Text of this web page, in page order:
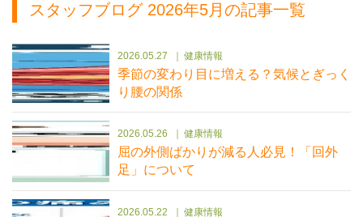
スタッフブログ 2026年5月の記事一覧
2026.05.27 健康情報
季節の変わり目に増える？気候とぎっく
り腰の関係
2026.05.26 健康情報
屈の外側ばかりが減る人必見！「回外
足」について
2026.05.22 健康情報